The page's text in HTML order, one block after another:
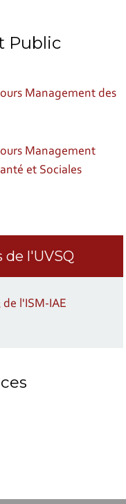
Public
Management des
Management
et Sociales
l'UVSQ
l'ISM-IAE